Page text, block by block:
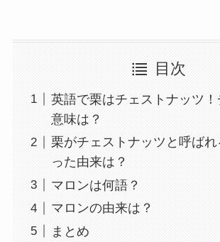
目次
英語で栗はチェストナッツ
意味は？
栗がチェストナッツと呼ば
った由来は？
マロンは何語？
マロンの由来は？
まとめ